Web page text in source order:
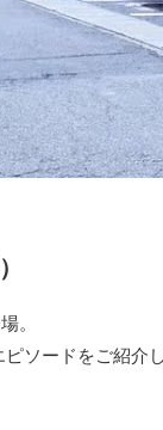
。
ソードをご紹介